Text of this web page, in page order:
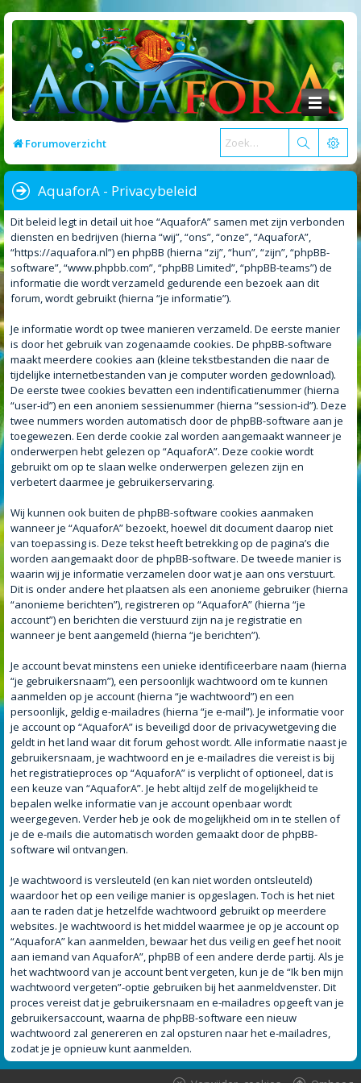
Forumoverzicht
AquaforA - Privacybeleid
Dit beleid legt in detail uit hoe “AquaforA” samen met zijn verbonden
diensten en bedrijven (hierna “wij”, “ons”, “onze”, “AquaforA”,
“https://aquafora.nl”) en phpBB (hierna “zij”, “hun”, “zijn”, “phpBB-
software”, “www.phpbb.com”, “phpBB Limited”, “phpBB-teams”) de
informatie die wordt verzameld gedurende een bezoek aan dit
forum, wordt gebruikt (hierna “je informatie”).
Je informatie wordt op twee manieren verzameld. De eerste manier
is door het gebruik van zogenaamde cookies. De phpBB-software
maakt meerdere cookies aan (kleine tekstbestanden die naar de
tijdelijke internetbestanden van je computer worden gedownload).
De eerste twee cookies bevatten een indentificatienummer (hierna
“user-id”) en een anoniem sessienummer (hierna “session-id”). Deze
twee nummers worden automatisch door de phpBB-software aan je
toegewezen. Een derde cookie zal worden aangemaakt wanneer je
onderwerpen hebt gelezen op “AquaforA”. Deze cookie wordt
gebruikt om op te slaan welke onderwerpen gelezen zijn en
verbetert daarmee je gebruikerservaring.
Wij kunnen ook buiten de phpBB-software cookies aanmaken
wanneer je “AquaforA” bezoekt, hoewel dit document daarop niet
van toepassing is. Deze tekst heeft betrekking op de pagina’s die
worden aangemaakt door de phpBB-software. De tweede manier is
waarin wij je informatie verzamelen door wat je aan ons verstuurt.
Dit is onder andere het plaatsen als een anonieme gebruiker (hierna
“anonieme berichten”), registreren op “AquaforA” (hierna “je
account”) en berichten die verstuurd zijn na je registratie en
wanneer je bent aangemeld (hierna “je berichten”).
Je account bevat minstens een unieke identificeerbare naam (hierna
“je gebruikersnaam”), een persoonlijk wachtwoord om te kunnen
aanmelden op je account (hierna “je wachtwoord”) en een
persoonlijk, geldig e-mailadres (hierna “je e-mail”). Je informatie voor
je account op “AquaforA” is beveiligd door de privacywetgeving die
geldt in het land waar dit forum gehost wordt. Alle informatie naast je
gebruikersnaam, je wachtwoord en je e-mailadres die vereist is bij
het registratieproces op “AquaforA” is verplicht of optioneel, dat is
een keuze van “AquaforA”. Je hebt altijd zelf de mogelijkheid te
bepalen welke informatie van je account openbaar wordt
weergegeven. Verder heb je ook de mogelijkheid om in te stellen of
je de e-mails die automatisch worden gemaakt door de phpBB-
software wil ontvangen.
Je wachtwoord is versleuteld (en kan niet worden ontsleuteld)
waardoor het op een veilige manier is opgeslagen. Toch is het niet
aan te raden dat je hetzelfde wachtwoord gebruikt op meerdere
websites. Je wachtwoord is het middel waarmee je op je account op
“AquaforA” kan aanmelden, bewaar het dus veilig en geef het nooit
aan iemand van AquaforA”, phpBB of een andere derde partij. Als je
het wachtwoord van je account bent vergeten, kun je de “Ik ben mijn
wachtwoord vergeten”-optie gebruiken bij het aanmeldvenster. Dit
proces vereist dat je gebruikersnaam en e-mailadres opgeeft van je
gebruikersaccount, waarna de phpBB-software een nieuw
wachtwoord zal genereren en zal opsturen naar het e-mailadres,
zodat je je opnieuw kunt aanmelden.